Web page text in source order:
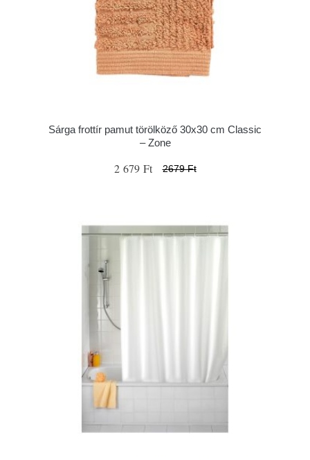
Sárga frottír pamut törölköző 30x30 cm Classic
– Zone
2 679 Ft 2679 Ft